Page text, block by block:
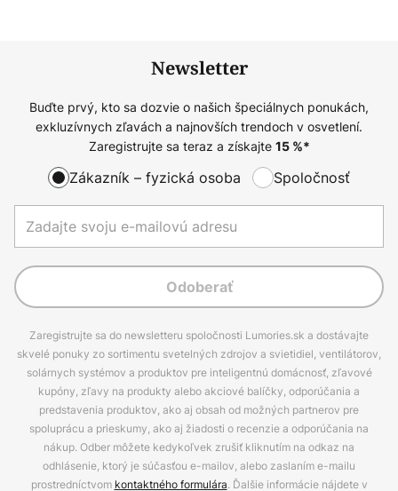
Newsletter
Buďte prvý, kto sa dozvie o našich špeciálnych ponukách,
exkluzívnych zľavách a najnovších trendoch v osvetlení.
Zaregistrujte sa teraz a získajte 15%*
Zákazník – fyzická osoba Spoločnosť
Odoberať
Zaregistrujte sa do newsletteru spoločnosti Lumories.sk a dostávajte
skvelé ponuky zo sortimentu svetelných zdrojov a svietidiel, ventilátorov,
solárnych systémov a produktov pre inteligentnú domácnosť, zľavové
kupóny, zľavy na produkty alebo akciové balíčky, odporúčania a
predstavenia produktov, ako aj obsah od možných partnerov pre
spoluprácu a prieskumy, ako aj žiadosti o recenzie a odporúčania na
nákup. Odber môžete kedykoľvek zrušiť kliknutím na odkaz na
odhlásenie, ktorý je súčasťou e-mailov, alebo zaslaním e-mailu
prostredníctvom kontaktného formulára. Ďalšie informácie nájdete v